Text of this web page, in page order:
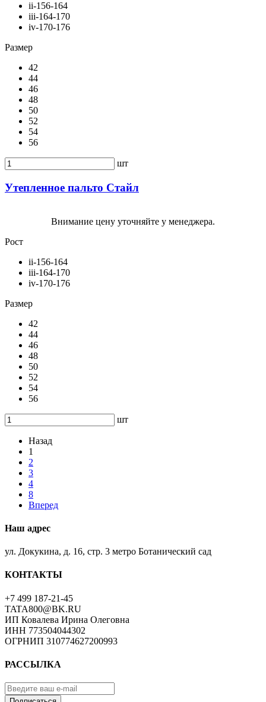
ii-156-164
iii-164-170
iv-170-176
Размер
42
44
46
48
50
52
54
56
шт
Утепленное пальто Стайл
Внимание цену уточняйте у менеджера.
Рост
ii-156-164
iii-164-170
iv-170-176
Размер
42
44
46
48
50
52
54
56
шт
Назад
1
2
3
4
8
Вперед
Наш адрес
ул. Докукина, д. 16, стр. 3 метро Ботанический сад
КОНТАКТЫ
+7 499 187-21-45
TATA800@BK.RU
ИП Ковалева Ирина Олеговна
ИНН 773504044302
ОГРНИП 310774627200993
РАССЫЛКА